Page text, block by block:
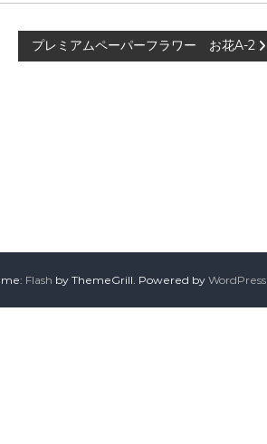
プレミアムペーパーフラワー お花A-2
Flash by ThemeGrill. Powered by WordPress